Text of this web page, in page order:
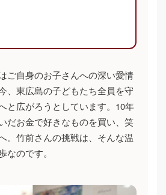
ご自身のお子さんへの深い愛情
、東広島の子どもたち全員を守
と広がろうとしています。10年
だお金で好きなものを買い、笑
。竹前さんの挑戦は、そんな温
なのです。